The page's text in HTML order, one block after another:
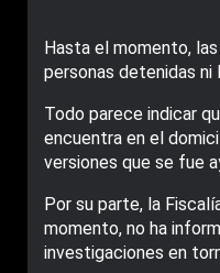
Hasta el momento,
personas detenidas ni
Todo parece indicar
encuentra en el
versiones que se fue
Por su parte, la
momento, no ha
investigaciones en